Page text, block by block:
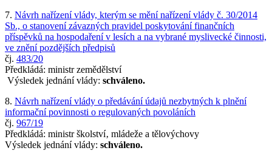
7. Návrh nařízení vlády, kterým se mění nařízení vlády č. 30/2014
Sb., o stanovení závazných pravidel poskytování finančních
příspěvků na hospodaření v lesích a na vybrané myslivecké činnosti,
ve znění pozdějších předpisů
čj. 483/20
Předkládá: ministr zemědělství
Výsledek jednání vlády: schváleno.
8. Návrh nařízení vlády o předávání údajů nezbytných k plnění
informační povinnosti o regulovaných povoláních
čj. 967/19
Předkládá: ministr školství‚ mládeže a tělovýchovy
Výsledek jednání vlády: schváleno.